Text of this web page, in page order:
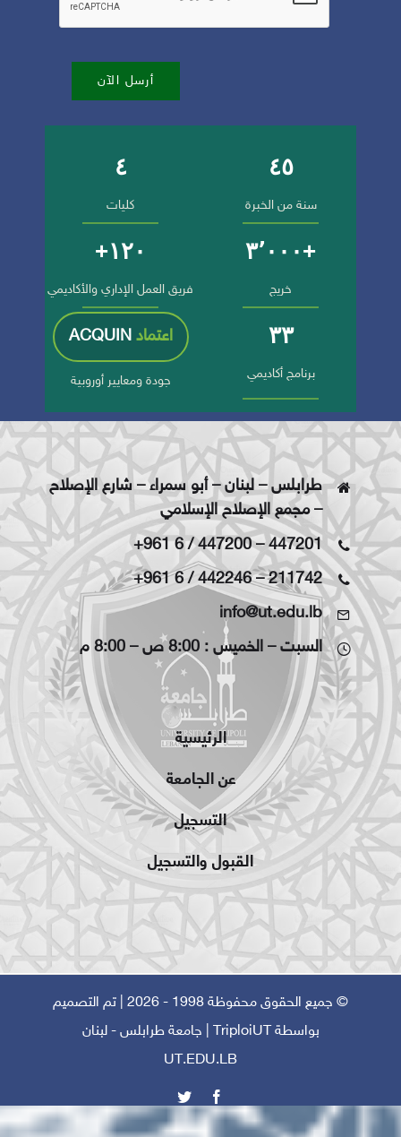
أرسل الآن
أرقام وإنجازات الجامعة
٤٥
سنة من الخبرة
٤
كليات
+٣٬٠٠٠
خريج
١٢٠+
فريق العمل الإداري والأكاديمي
٣٣
برنامج أكاديمي
اعتمادACQUIN
جودة ومعايير أوروبية
طرابلس – لبنان – أبو سمراء – شارع الإصلاح
– مجمع الإصلاح الإسلامي
+961 6 / 447200–447201
+961 6 / 442246–211742
info@ut.edu.lb
السبت – الخميس : 8:00 ص – 8:00 م
الرئيسية
عن الجامعة
التسجيل
القبول والتسجيل
© جميع الحقوق محفوظة 1998 - 2026 | تم التصميم
بواسطةTriploiUT | جامعة طرابلس - لبنان
UT.EDU.LB